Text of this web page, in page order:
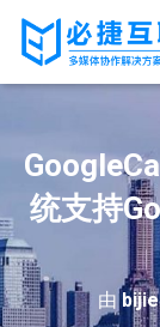
统支持
由